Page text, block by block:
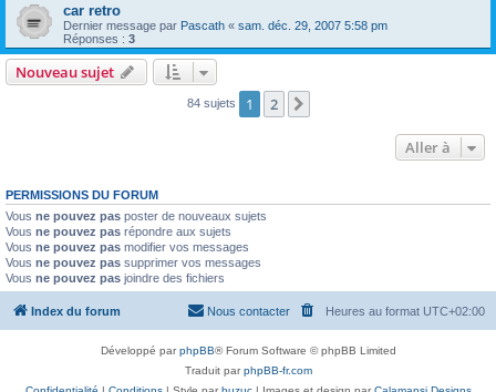
car retro
Dernier message par Pascath « sam. déc. 29, 2007 5:58 pm
Réponses : 3
Nouveau sujet
84 sujets 1 2
Aller à
PERMISSIONS DU FORUM
Vous ne pouvez pas poster de nouveaux sujets
Vous ne pouvez pas répondre aux sujets
Vous ne pouvez pas modifier vos messages
Vous ne pouvez pas supprimer vos messages
Vous ne pouvez pas joindre des fichiers
Index du forum Heures au format UTC+02:00
Nous contacter
Développé parphpBB® Forum Software © phpBB Limited
Traduit parphpBB-fr.com